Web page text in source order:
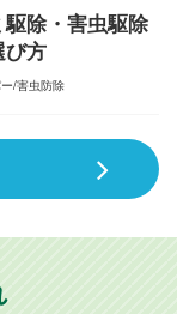
除・害虫駆除
び方
害虫防除